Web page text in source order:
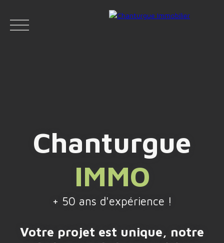
Espace
vendeur
Face
boo
k
Chanturgue
IMMO
+ 50 ans d'expérience !
Votre projet est unique, notre